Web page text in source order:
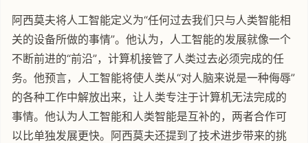
阿西莫夫将人工智能定义为“任何过去我们只与人类智能相
关的设备所做的事情”。他认为，人工智能的发展就像一个
不断前进的“前沿”，计算机接管了人类过去必须完成的任
务。他预言，人工智能将使人类从“对人脑来说是一种侮辱”
的各种工作中解放出来，让人类专注于计算机无法完成的
事情。他认为人工智能和人类智能是互补的，两者合作可
以比单独发展更快。阿西莫夫还提到了技术进步带来的挑